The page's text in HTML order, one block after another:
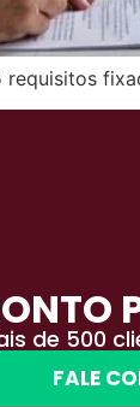
de 500
FALE